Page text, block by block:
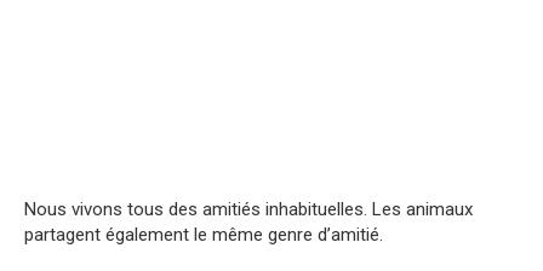
Nous vivons tous des amitiés inhabituelles. Les animaux
partagent également le même genre d’amitié.